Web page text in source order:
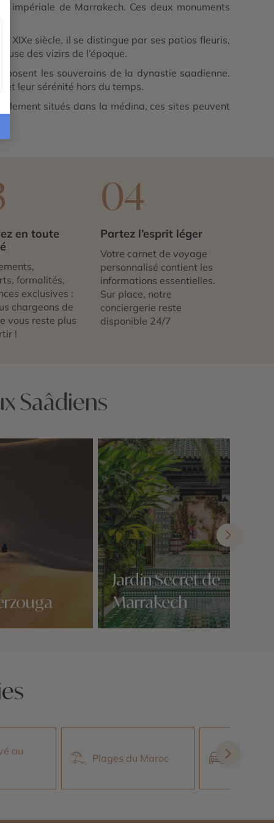
de Marrakech. Ces deux monuments
XIXe siècle, il se distingue par ses patios fleuris,
des vizirs de l’époque.
les souverains de la dynastie saadienne.
et leur sérénité hors du temps.
situés dans la médina, ces sites peuvent
en toute
formalités,
exclusives :
chargeons de
vous reste plus
!
04
Partez l’esprit léger
Votre carnet de voyage
personnalisé contient les
informations essentielles.
Sur place, notre
conciergerie reste
disponible 24/7
Saâdiens
Jardin Secret de
Marrakech
au
Plages du Maroc